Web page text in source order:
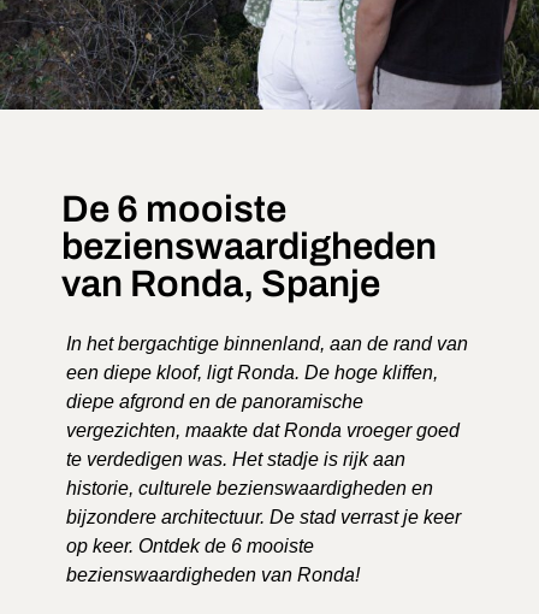
De 6 mooiste
bezienswaardigheden
van Ronda, Spanje
In het bergachtige binnenland, aan de rand van
een diepe kloof, ligt Ronda. De hoge kliffen,
diepe afgrond en de panoramische
vergezichten, maakte dat Ronda vroeger goed
te verdedigen was. Het stadje is rijk aan
historie, culturele bezienswaardigheden en
bijzondere architectuur. De stad verrast je keer
op keer. Ontdek de 6 mooiste
bezienswaardigheden van Ronda!